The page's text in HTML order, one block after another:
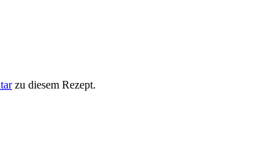
zu diesem Rezept.